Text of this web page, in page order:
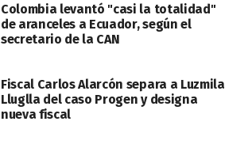
Colombia levantó "casi la totalidad"
de aranceles a Ecuador, según el
secretario de la CAN
Fiscal Carlos Alarcón separa a Luzmila
Lluglla del caso Progen y designa
nueva fiscal